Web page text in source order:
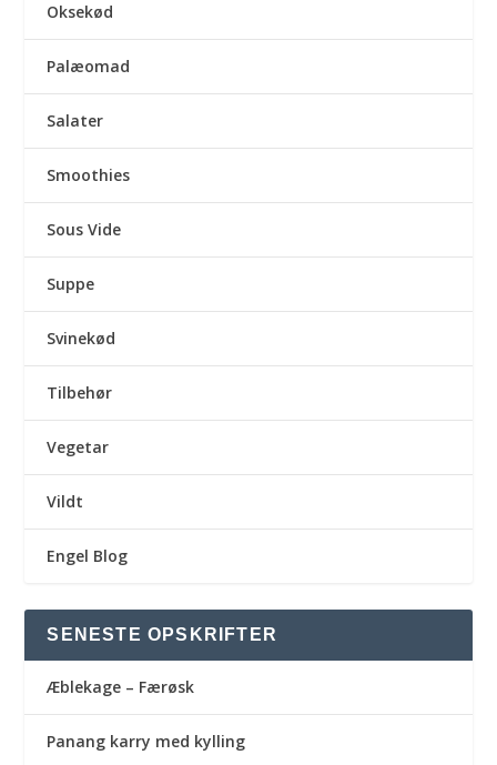
Oksekød
Palæomad
Salater
Smoothies
Sous Vide
Suppe
Svinekød
Tilbehør
Vegetar
Vildt
Engel Blog
SENESTE OPSKRIFTER
Æblekage – Færøsk
Panang karry med kylling